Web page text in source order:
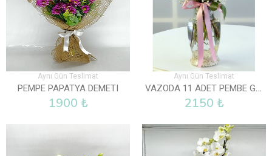
Aynı Gün Teslimat
PEMPE PAPATYA DEMETI
1900 ₺
Aynı Gün Teslimat
VAZODA 11 ADET PEMBE GÜL
2150 ₺